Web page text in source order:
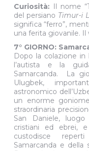
Curiosità: Il nome
del persiano Timur-i
significa “ferro”,
una ferita giovanile.
7° GIORNO:
Dopo la colazione
l’autista e la
Samarcanda. La
Ulugbek,
astronomico
un enorme
straordinaria
San Daniele,
cristiani ed ebrei,
custodisce
Samarcanda e della